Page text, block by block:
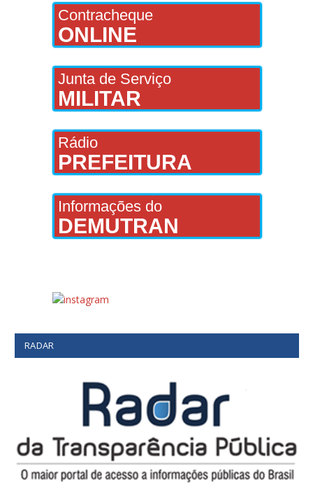
Contracheque
ONLINE
Junta de Serviço
MILITAR
Rádio
PREFEITURA
Informações do
DEMUTRAN
RADAR